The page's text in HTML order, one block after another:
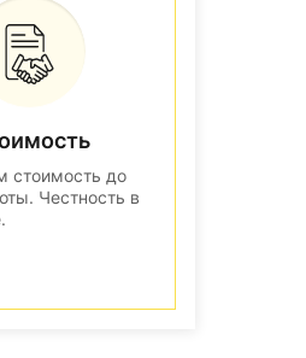
стоимость до
Честность в